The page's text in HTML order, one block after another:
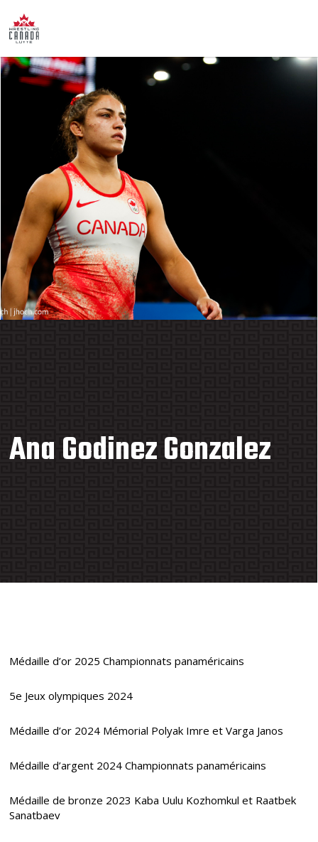
Ana Godinez Gonzalez
Médaille d’or 2025 Championnats panaméricains
5e Jeux olympiques 2024
Médaille d’or 2024 Mémorial Polyak Imre et Varga Janos
Médaille d’argent 2024 Championnats panaméricains
Médaille de bronze 2023 Kaba Uulu Kozhomkul et Raatbek
Sanatbaev